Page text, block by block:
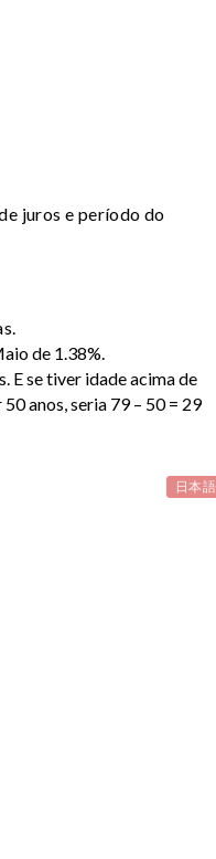
juros e período do
de 1.38%.
E se tiver idade acima de
anos, seria 79 – 50 = 29
日本語